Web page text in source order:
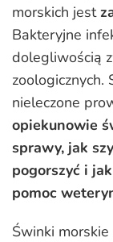
morskich jest
Bakteryjne
dolegliwością
zoologicznych.
nieleczone
opiekunowie
sprawy, jak
pogorszyć i
pomoc
Świnki